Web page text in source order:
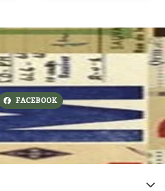
FACEBOOK